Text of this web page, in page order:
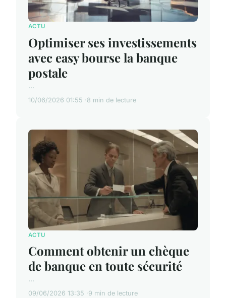
ACTU
Optimiser ses investissements
avec easy bourse la banque
postale
...
10/06/2026 01:55 8 min de lecture
ACTU
Comment obtenir un chèque
de banque en toute sécurité
...
09/06/2026 13:35 9 min de lecture